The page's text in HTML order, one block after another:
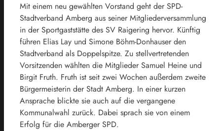
Mit einem neu gewählten Vorstand geht der SPD-
Stadtverband Amberg aus seiner Mitgliederversammlung
in der Sportgaststätte des SV Raigering hervor. Künftig
führen Elias Lay und Simone Böhm-Donhauser den
Stadtverband als Doppelspitze. Zu stellvertretenden
Vorsitzenden wählten die Mitglieder Samuel Heine und
Birgit Fruth. Fruth ist seit zwei Wochen außerdem zweite
Bürgermeisterin der Stadt Amberg. In einer kurzen
Ansprache blickte sie auch auf die vergangene
Kommunalwahl zurück. Dabei sprach sie von einem
Erfolg für die Amberger SPD.